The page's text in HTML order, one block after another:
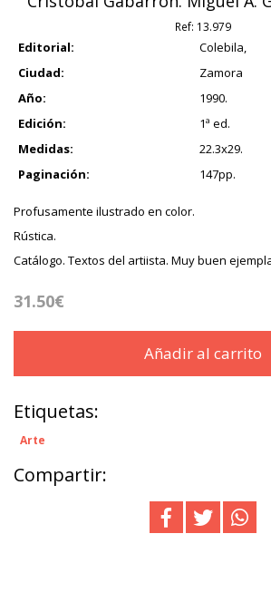
Ref: 13.979
Editorial:
Colebila,
Ciudad:
Zamora
Año:
1990.
Edición:
1ª ed.
Medidas:
22.3x29.
Paginación:
147pp.
Profusamente ilustrado en color.
Rústica.
Catálogo. Textos del artiista. Muy buen
31.50€
Añadir al carrito
Etiquetas:
Arte
Compartir: